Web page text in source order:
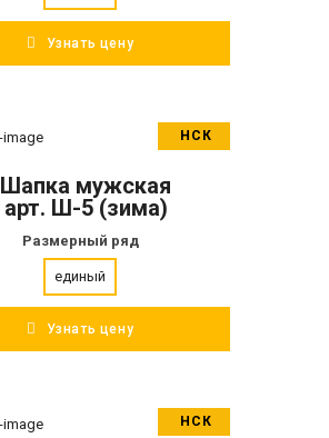
Узнать цену
НСК
ПОДРОБНЕЕ
Шапка мужская
арт. Ш-5 (зима)
Размерный ряд
единый
Узнать цену
НСК